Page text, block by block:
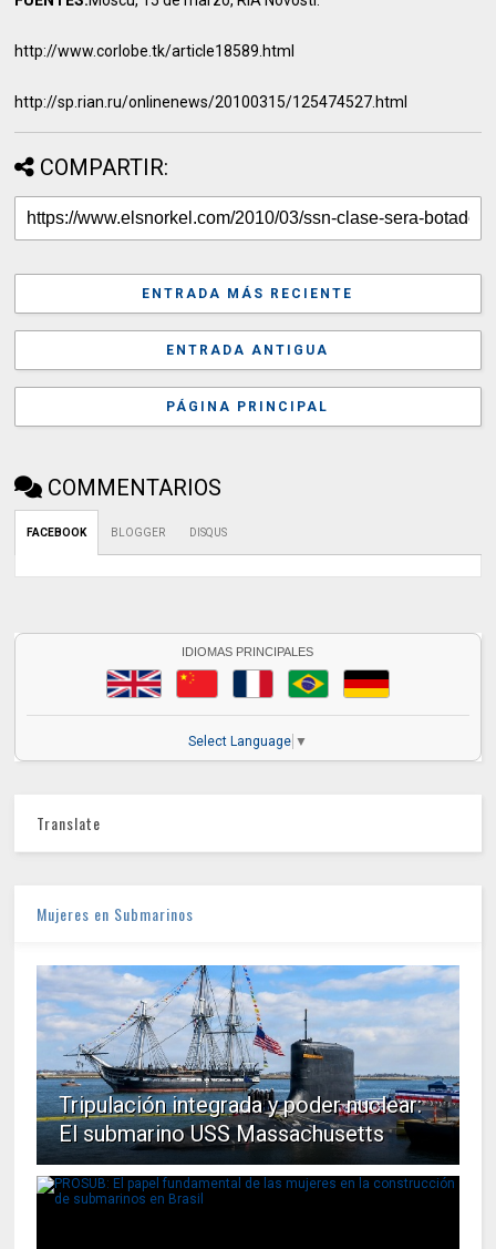
http://www.corlobe.tk/article18589.html
http://sp.rian.ru/onlinenews/20100315/125474527.html
COMPARTIR:
ENTRADA MÁS RECIENTE
ENTRADA ANTIGUA
PÁGINA PRINCIPAL
COMMENTARIOS
FACEBOOK BLOGGER DISQUS
IDIOMAS PRINCIPALES
Select Language ▼
Translate
Mujeres en Submarinos
Tripulación integrada y poder nuclear:
El submarino USS Massachusetts